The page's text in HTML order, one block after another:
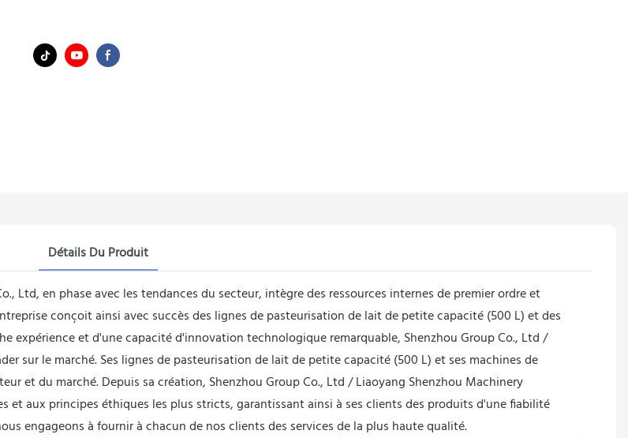
Détails Du Produit
Ltd, en phase avec les tendances du secteur, intègre des ressources internes de premier ordre et
conçoit ainsi avec succès des lignes de pasteurisation de lait de petite capacité (500 L) et des
expérience et d'une capacité d'innovation technologique remarquable, Shenzhou Group Co., Ltd /
sur le marché. Ses lignes de pasteurisation de lait de petite capacité (500 L) et ses machines de
et du marché. Depuis sa création, Shenzhou Group Co., Ltd / Liaoyang Shenzhou Machinery
et aux principes éthiques les plus stricts, garantissant ainsi à ses clients des produits d'une fiabilité
engageons à fournir à chacun de nos clients des services de la plus haute qualité.